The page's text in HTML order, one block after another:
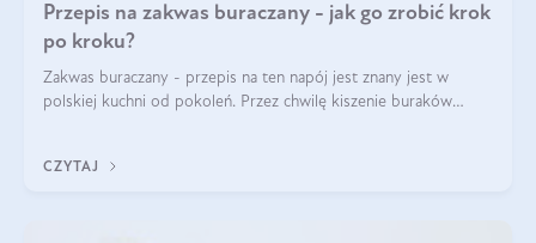
Przepis na zakwas buraczany - jak go zrobić krok
po kroku?
Zakwas buraczany - przepis na ten napój jest znany jest w
polskiej kuchni od pokoleń. Przez chwilę kiszenie buraków
CZYTAJ